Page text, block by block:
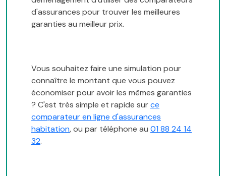
d'assurances pour trouver les meilleures
garanties au meilleur prix.
Vous souhaitez faire une simulation pour
connaître le montant que vous pouvez
économiser pour avoir les mêmes garanties
? C'est très simple et rapide surce
comparateur en ligne d'assurances
habitation, ou par téléphone au 01 88 24 14
32.